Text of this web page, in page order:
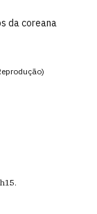
da coreana
.